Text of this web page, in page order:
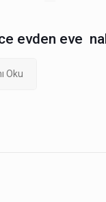
evden eve
Oku